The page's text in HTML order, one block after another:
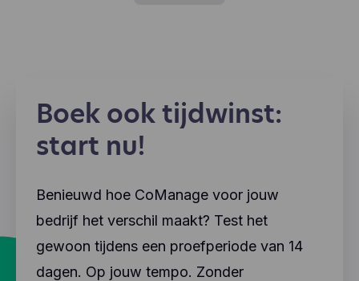
Boek ook tijdwinst:
start nu!
Benieuwd hoe CoManage voor jouw
bedrijf het verschil maakt? Test het
gewoon tijdens een proefperiode van 14
dagen. Op jouw tempo. Zonder